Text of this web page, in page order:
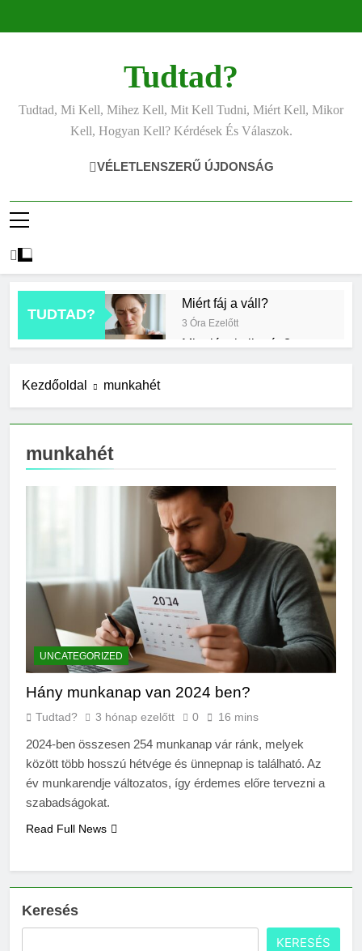
Tudtad?
Tudtad, Mi Kell, Mihez Kell, Mit Kell Tudni, Miért Kell, Mikor
Kell, Hogyan Kell? Kérdések És Válaszok.
VÉLETLENSZERŰ ÚJDONSÁG
TUDTAD?
Miért fáj a váll?
3 Óra Ezelőtt
Mire jó a kollagén?
Mikor kell tetőt cserélni?
1 Nap Ezelőtt
Mit jelent a magas
vérnyomás?
2 Nap Ezelőtt
Milyen fűtést érdemes
választani?
2 Nap Ezelőtt
Mennyi a táppénz?
2 Nap Ezelőtt
eredetiségvizsgálathoz?
3 Nap Ezelőtt
mosni?
3 Nap Ezelőtt
Kezdőoldal munkahét
munkahét
UNCATEGORIZED
Hány munkanap van 2024 ben?
Tudtad? 3 hónap ezelőtt 0 16 mins
2024-ben összesen 254 munkanap vár ránk, melyek
között több hosszú hétvége és ünnepnap is található. Az
év munkarendje változatos, így érdemes előre tervezni a
szabadságokat.
Read Full News
Keresés
KERESÉS